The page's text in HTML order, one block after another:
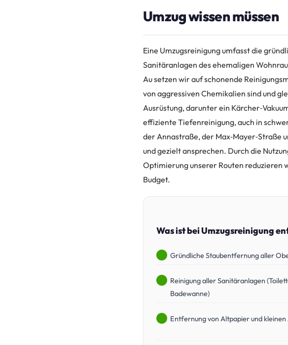
Umzug wissen müssen
Eine Umzugsreinigung umfasst die
Sanitäranlagen des ehemaligen
Au setzen wir auf schonende
von aggressiven Chemikalien sind und
Ausrüstung, darunter ein
effiziente Tiefenreinigung, auch in
der Annastraße, der Max‑Mayer‑Straße
und gezielt ansprechen. Durch die
Optimierung unserer Routen reduzieren
Budget.
Was ist bei Umzugsreinigung
Gründliche Staubentfernung aller
Reinigung aller Sanitäranlagen
Badewanne)
Entfernung von Altpapier und